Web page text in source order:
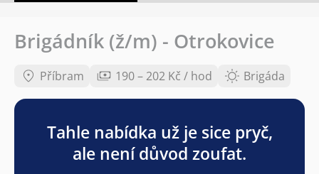
Brigádník (ž/m) - Otrokovice
Příbram 190 – 202 Kč / hod Brigáda
Tahle nabídka už je sice pryč,
ale není důvod zoufat.